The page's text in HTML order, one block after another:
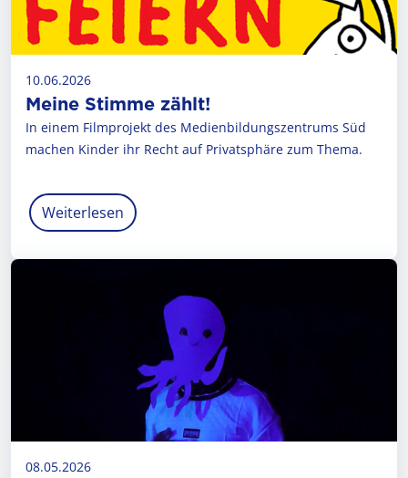
10.06.2026
Meine Stimme zählt!
In einem Filmprojekt des Medienbildungs­zentrums Süd
machen Kinder ihr Recht auf Privatsphäre zum Thema.
Weiterlesen
08.05.2026